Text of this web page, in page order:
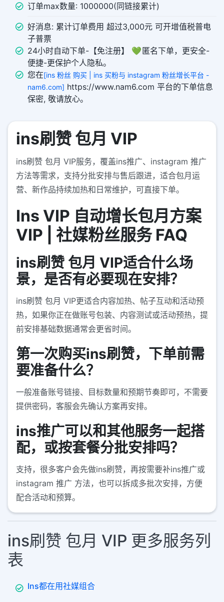
订单max数量: 1000000(同链接累计)
好消息: 累计订单费用 超过3,000元 可开增值税普电
子普票
24小时自动下单-【免注册】 💚 匿名下单，更安全-
便捷-更保护个人隐私。
您在[ins 粉丝 购买 | ins 买粉与 instagram 粉丝增长平台 -
nam6.com] https://www.nam6.com 平台的下单信息
保密, 敬请放心。
ins刷赞 包月 VIP
ins刷赞 包月 VIP服务，覆盖ins推广、instagram 推广
方法等需求，支持分批安排与售后跟进，适合包月运
营、新作品持续加热和日常维护，可直接下单。
Ins VIP 自动增长包月方案
VIP | 社媒粉丝服务 FAQ
ins刷赞 包月 VIP适合什么场
景，是否有必要现在安排？
ins刷赞 包月 VIP更适合内容加热、帖子互动和活动预
热，如果你正在做账号包装、内容测试或活动预热，提
前安排基础数据通常会更省时间。
第一次购买ins刷赞，下单前需
要准备什么？
一般准备账号链接、目标数量和预期节奏即可，不需要
提供密码，客服会先确认方案再安排。
ins推广可以和其他服务一起搭
配，或按套餐分批安排吗？
支持，很多客户会先做ins刷赞，再按需要补ins推广或
instagram 推广 方法，也可以拆成多批次安排，方便
配合活动和预算。
ins刷赞 包月 VIP 更多服务列
表
Ins都在用社媒组合